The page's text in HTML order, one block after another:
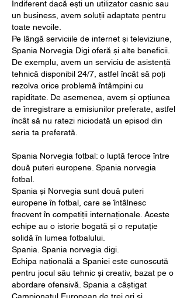
Indiferent dacă ești un utilizator casnic sau
un business, avem soluții adaptate pentru
toate nevoile.
Pe lângă serviciile de internet și televiziune,
Spania Norvegia Digi oferă și alte beneficii.
De exemplu, avem un serviciu de asistență
tehnică disponibil 24/7, astfel încât să poți
rezolva orice problemă întâmpini cu
rapiditate. De asemenea, avem și opțiunea
de înregistrare a emisiunilor preferate, astfel
încât să nu ratezi niciodată un episod din
seria ta preferată.
Spania Norvegia fotbal: o luptă feroce între
două puteri europene. Spania norvegia
fotbal.
Spania și Norvegia sunt două puteri
europene în fotbal, care se întâlnesc
frecvent în competiții internaționale. Aceste
echipe au o istorie bogată și o reputație
solidă în lumea fotbalului.
Spania. Spania norvegia digi.
Echipa națională a Spaniei este cunoscută
pentru jocul său tehnic și creativ, bazat pe o
abordare ofensivă. Spania a câștigat
Campionatul European de trei ori și